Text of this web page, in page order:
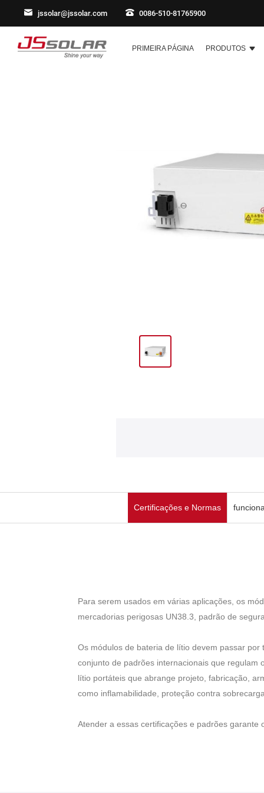
jssolar@jssolar.com 0086-510-81765900
PRIMEIRA PÁGINA PRODUTOS
Certificações e Normas
Para serem usados em várias aplicações, os
mercadorias perigosas UN38.3, padrão de
Os módulos de bateria de lítio devem passar
conjunto de padrões internacionais que
lítio portáteis que abrange projeto, fabricação,
como inflamabilidade, proteção contra
Atender a essas certificações e padrões